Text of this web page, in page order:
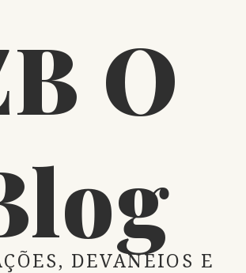
O
DEVANEIOS E